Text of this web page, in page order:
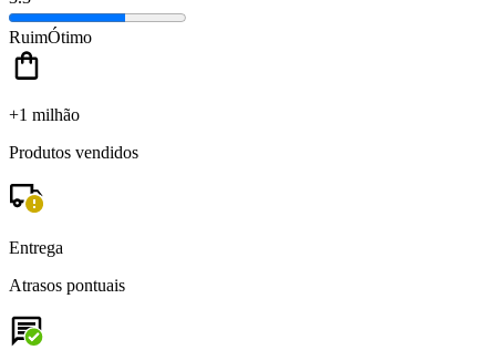
RuimÓtimo
+1 milhão
Produtos vendidos
Entrega
Atrasos pontuais